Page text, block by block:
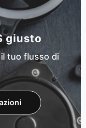
giusto
tuo flusso di